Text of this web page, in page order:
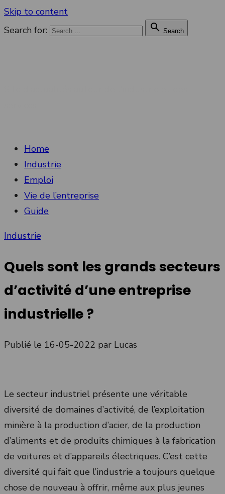
Skip to content
Search for:
 Search
Home
Industrie
Emploi
Vie de l’entreprise
Guide
Industrie
Quels sont les grands secteurs
d’activité d’une entreprise
industrielle ?
Publié le 16-05-2022 par Lucas
Le secteur industriel présente une véritable
diversité de domaines d’activité, de l’exploitation
minière à la production d’acier, de la production
d’aliments et de produits chimiques à la fabrication
de voitures et d’appareils électriques. C’est cette
diversité qui fait que l’industrie a toujours quelque
chose de nouveau à offrir, même aux plus jeunes